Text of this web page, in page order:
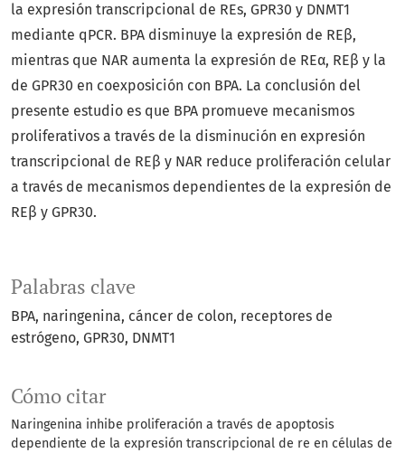
Palabras clave
BPA naringenina cáncer de colon receptores de
estrógeno GPR30 DNMT1
Cómo citar
Naringenina inhibe proliferación a través de apoptosis
dependiente de la expresión transcripcional de re en células de
la expresión transcripcional de REs, GPR30 y DNMT1
mediante qPCR. BPA disminuye la expresión de REβ,
mientras que NAR aumenta la expresión de REα, REβ y la
de GPR30 en coexposición con BPA. La conclusión del
presente estudio es que BPA promueve mecanismos
proliferativos a través de la disminución en expresión
transcripcional de REβ y NAR reduce proliferación celular
a través de mecanismos dependientes de la expresión de
REβ y GPR30.